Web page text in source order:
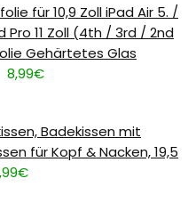
für 10,9 Zoll iPad Air 5. /
Pro 11 Zoll (4th / 3rd / 2nd
Gehärtetes Glas
8,99€
Badekissen mit
für Kopf & Nacken, 19,5